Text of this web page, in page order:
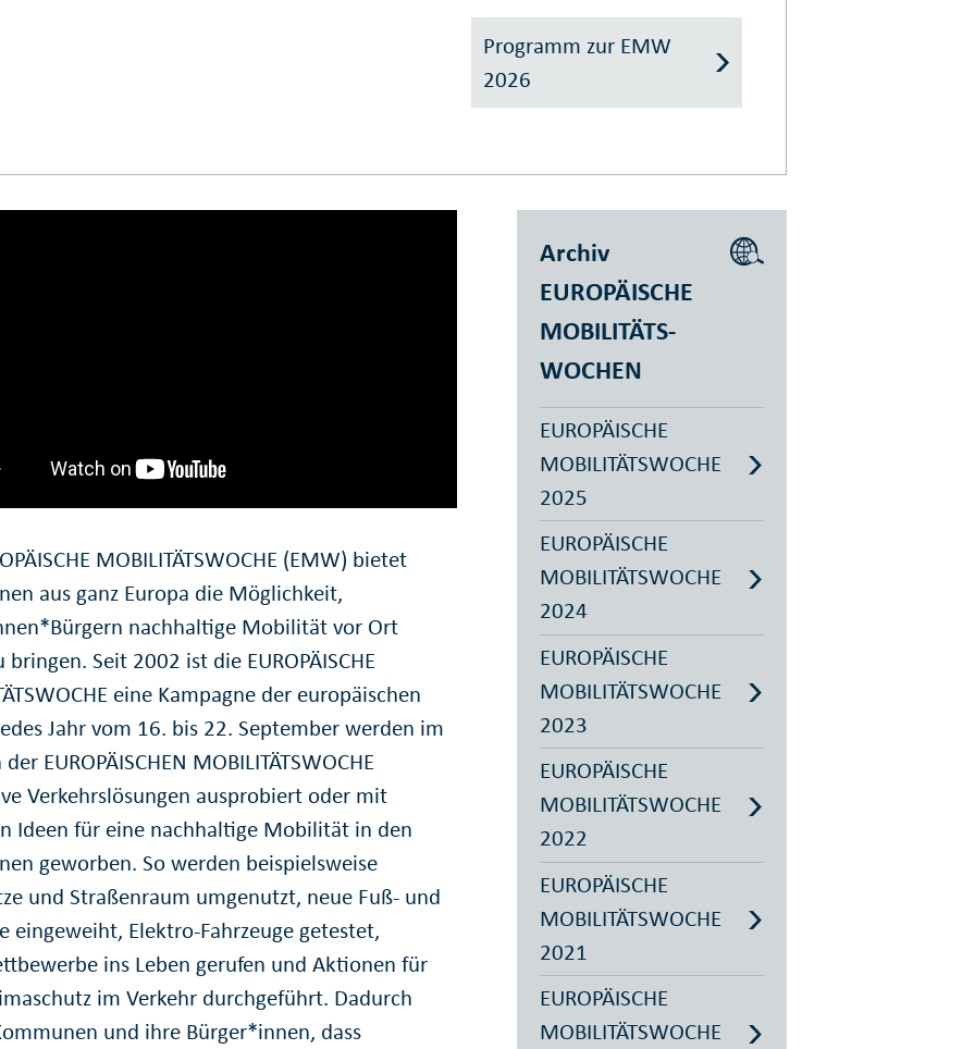
Programm zur EMW
2026
MOBILITÄTSWOCHE (EMW) bietet
aus ganz Europa die Möglichkeit,
nachhaltige Mobilität vor Ort
bringen. Seit 2002 ist die EUROPÄISCHE
eine Kampagne der europäischen
Jahr vom 16. bis 22. September werden im
EUROPÄISCHEN MOBILITÄTSWOCHE
Verkehrslösungen ausprobiert oder mit
Ideen für eine nachhaltige Mobilität in den
geworben. So werden beispielsweise
und Straßenraum umgenutzt, neue Fuß- und
eingeweiht, Elektro-Fahrzeuge getestet,
ins Leben gerufen und Aktionen für
im Verkehr durchgeführt. Dadurch
und ihre Bürger*innen, dass
Archiv
EUROPÄISCHE
MOBILITÄTS­
WOCHEN
EUROPÄISCHE
MOBILITÄTSWOCHE
2025
EUROPÄISCHE
MOBILITÄTSWOCHE
2024
EUROPÄISCHE
MOBILITÄTSWOCHE
2023
EUROPÄISCHE
MOBILITÄTSWOCHE
2022
EUROPÄISCHE
MOBILITÄTSWOCHE
2021
EUROPÄISCHE
MOBILITÄTSWOCHE